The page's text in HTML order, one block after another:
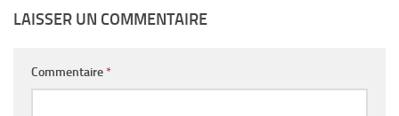
LAISSER UN COMMENTAIRE
Commentaire *